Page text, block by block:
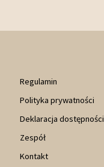
Regulamin
Polityka prywatności
Deklaracja dostępności
Zespół
Kontakt